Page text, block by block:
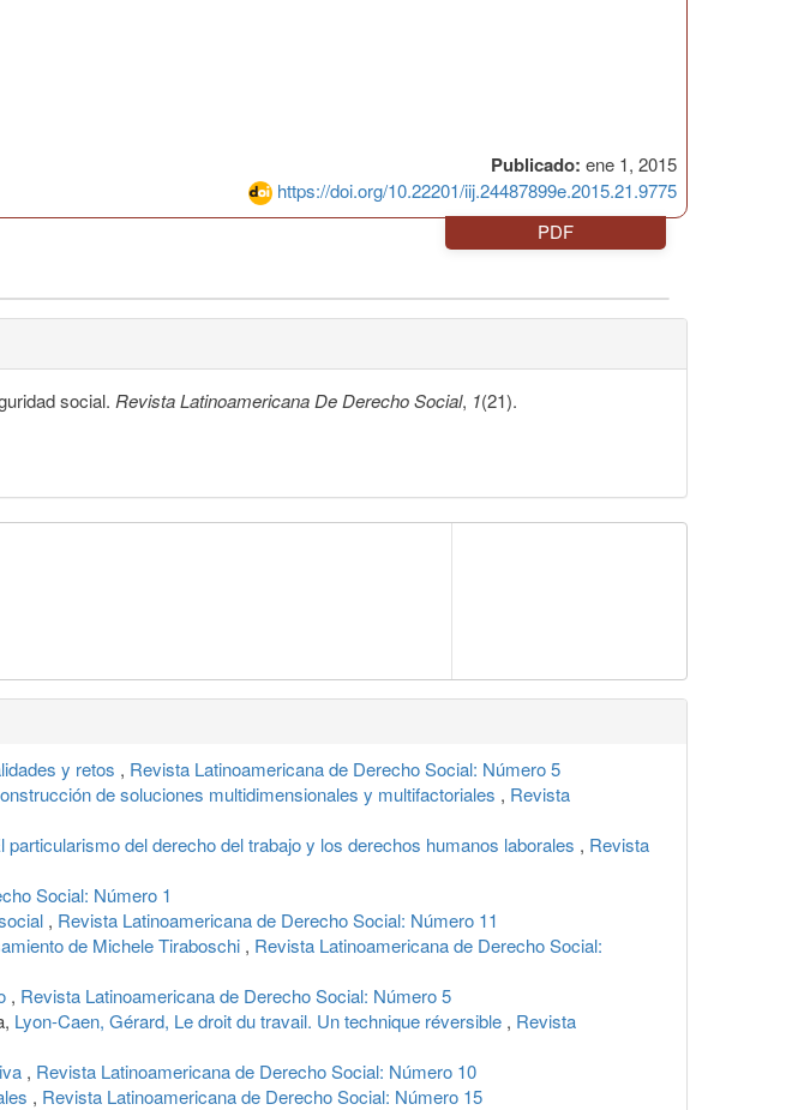
Publicado: ene 1, 2015
https://doi.org/10.22201/iij.24487899e.2015.21.9775
PDF
social. Revista Latinoamericana De Derecho Social, 1(21).
y retos , Revista Latinoamericana de Derecho Social: Número 5
de soluciones multidimensionales y multifactoriales , Revista
particularismo del derecho del trabajo y los derechos humanos laborales , Revista
Social: Número 1
, Revista Latinoamericana de Derecho Social: Número 11
de Michele Tiraboschi , Revista Latinoamericana de Derecho Social:
, Revista Latinoamericana de Derecho Social: Número 5
Lyon-Caen, Gérard, Le droit du travail. Un technique réversible , Revista
, Revista Latinoamericana de Derecho Social: Número 10
, Revista Latinoamericana de Derecho Social: Número 15